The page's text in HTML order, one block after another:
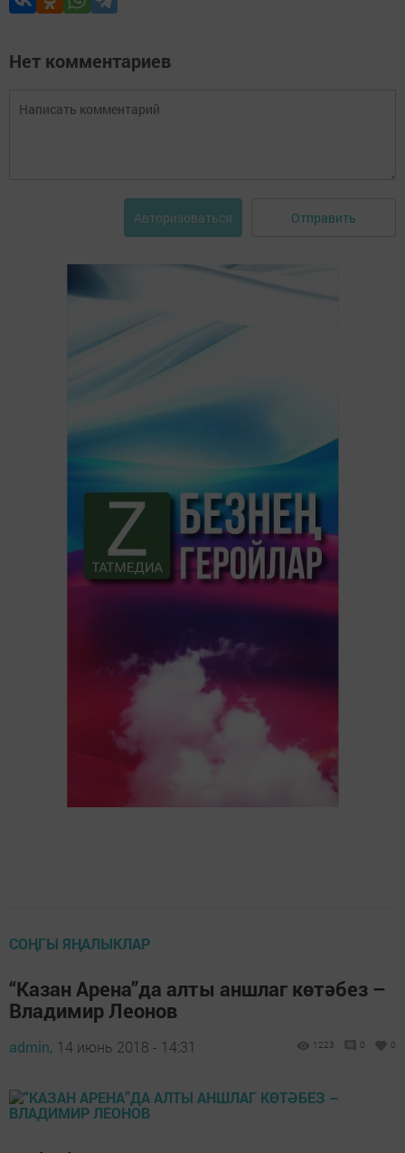
Нет комментариев
Авторизоваться Отправить
СОҢГЫ ЯҢАЛЫКЛАР
“Казан Арена”да алты аншлаг көтәбез –
Владимир Леонов
admin, 14 июнь 2018 - 14:31 1223 0 0